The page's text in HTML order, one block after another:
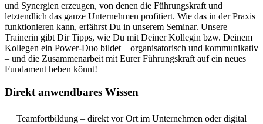
und Synergien erzeugen, von denen die Führungskraft und
letztendlich das ganze Unternehmen profitiert. Wie das in der Praxis
funktionieren kann, erfährst Du in unserem Seminar. Unsere
Trainerin gibt Dir Tipps, wie Du mit Deiner Kollegin bzw. Deinem
Kollegen ein Power-Duo bildet – organisatorisch und kommunikativ
– und die Zusammenarbeit mit Eurer Führungskraft auf ein neues
Fundament heben könnt!
Direkt anwendbares Wissen
Teamfortbildung – direkt vor Ort im Unternehmen oder digital